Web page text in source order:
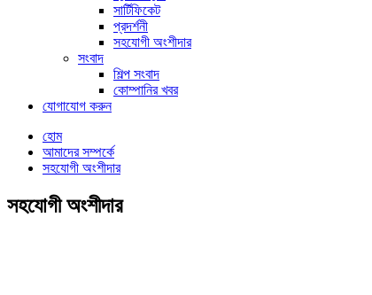
সার্টিফিকেট
প্রদর্শনী
সহযোগী অংশীদার
সংবাদ
শিল্প সংবাদ
কোম্পানির খবর
যোগাযোগ করুন
হোম
আমাদের সম্পর্কে
সহযোগী অংশীদার
সহযোগী অংশীদার